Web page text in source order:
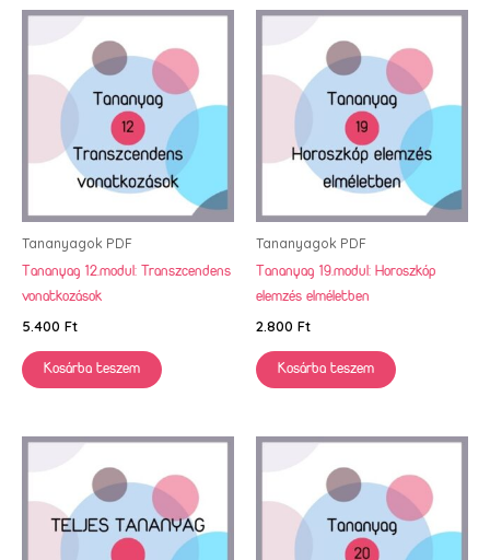
Tananyagok PDF
Tananyag 12.modul: Transzcendens
vonatkozások
5.400 Ft
Kosárba teszem
Tananyagok PDF
Tananyag 19.modul: Horoszkóp
elemzés elméletben
2.800 Ft
Kosárba teszem